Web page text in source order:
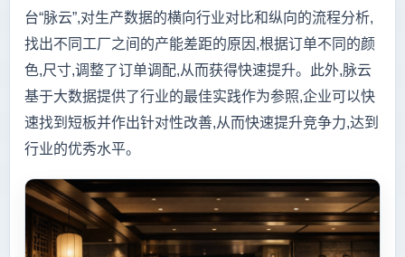
台“脉云”,对生产数据的横向行业对比和纵向的流程分析,
找出不同工厂之间的产能差距的原因,根据订单不同的颜
色,尺寸,调整了订单调配,从而获得快速提升。此外,脉云
基于大数据提供了行业的最佳实践作为参照,企业可以快
速找到短板并作出针对性改善,从而快速提升竞争力,达到
行业的优秀水平。